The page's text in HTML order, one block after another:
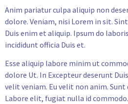
Anim pariatur culpa aliquip non
dolore. Veniam, nisi Lorem in sit.
Duis enim et aliquip. Ipsum do
incididunt officia Duis et.
Esse aliquip labore minim ut
dolore Ut. In Excepteur deserunt
velit veniam. Eu velit non anim.
Labore elit, fugiat nulla id